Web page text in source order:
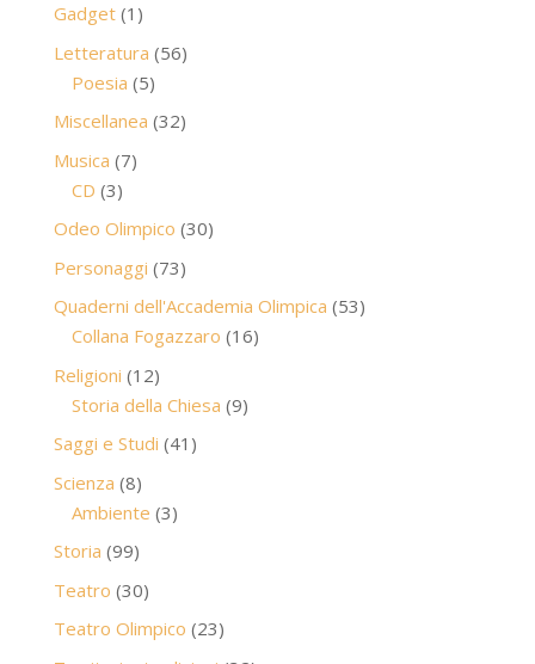
Gadget 1 1
prodotto
Letteratura 5656
Poesia 55
prodotti
Miscellanea 3232
Musica 77
CD 33
prodotti
Odeo Olimpico 3030
Personaggi 7373
prodotti
Quaderni dell'Accademia Olimpica 5353
Collana Fogazzaro 1616
Religioni 1212
prodotti
Storia della Chiesa 99
Saggi e Studi 41 41
Scienza 88
prodotti
Ambiente 33
Storia 9999
prodotti
Teatro 3030
prodotti
Teatro Olimpico 2323
prodotti